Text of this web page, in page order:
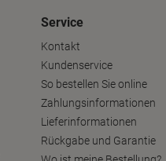
Service
Kontakt
Kundenservice
So bestellen Sie online
Zahlungsinformationen
Lieferinformationen
Rückgabe und Garantie